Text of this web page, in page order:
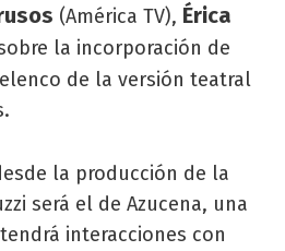
(América TV), Érica
la incorporación de
de la versión teatral
la producción de la
será el de Azucena, una
interacciones con